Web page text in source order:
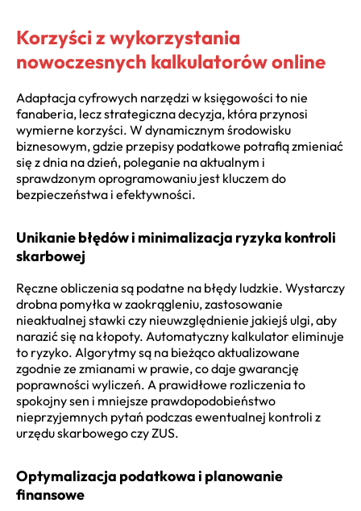
Korzyści z wykorzystania
nowoczesnych kalkulatorów online
Adaptacja cyfrowych narzędzi w księgowości to nie
fanaberia, lecz strategiczna decyzja, która przynosi
wymierne korzyści. W dynamicznym środowisku
biznesowym, gdzie przepisy podatkowe potrafią zmieniać
się z dnia na dzień, poleganie na aktualnym i
sprawdzonym oprogramowaniu jest kluczem do
bezpieczeństwa i efektywności.
Unikanie błędów i minimalizacja ryzyka kontroli
skarbowej
Ręczne obliczenia są podatne na błędy ludzkie. Wystarczy
drobna pomyłka w zaokrągleniu, zastosowanie
nieaktualnej stawki czy nieuwzględnienie jakiejś ulgi, aby
narazić się na kłopoty. Automatyczny kalkulator eliminuje
to ryzyko. Algorytmy są na bieżąco aktualizowane
zgodnie ze zmianami w prawie, co daje gwarancję
poprawności wyliczeń. A prawidłowe rozliczenia to
spokojny sen i mniejsze prawdopodobieństwo
nieprzyjemnych pytań podczas ewentualnej kontroli z
urzędu skarbowego czy ZUS.
Optymalizacja podatkowa i planowanie
finansowe